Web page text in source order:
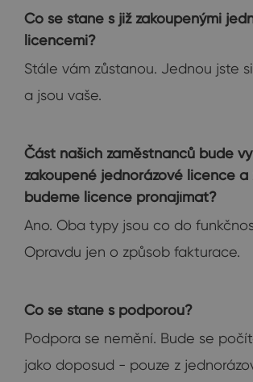
Co se stane s již zakoupenými
licencemi?
Stále vám zůstanou. Jednou jste
a jsou vaše.
Část našich zaměstnanců bude
zakoupené jednorázové licence a
budeme licence pronajímat?
Ano. Oba typy jsou co do
Opravdu jen o způsob fakturace.
Co se stane s podporou?
Podpora se nemění. Bude se
jako doposud - pouze z